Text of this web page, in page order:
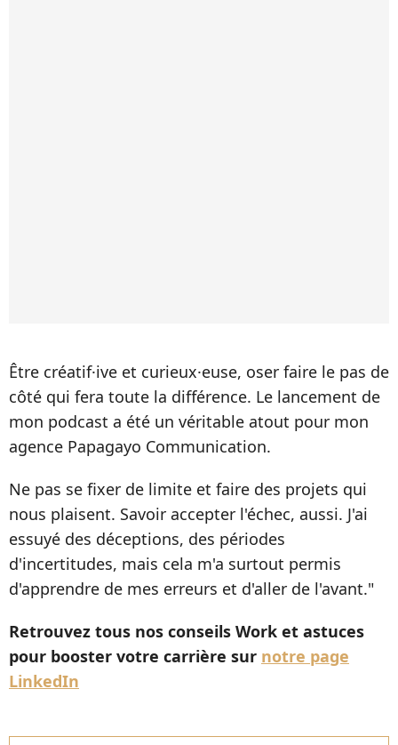
Être créatif·ive et curieux·euse, oser faire le pas de
côté qui fera toute la différence. Le lancement de
mon podcast a été un véritable atout pour mon
agence Papagayo Communication.
Ne pas se fixer de limite et faire des projets qui
nous plaisent. Savoir accepter l'échec, aussi. J'ai
essuyé des déceptions, des périodes
d'incertitudes, mais cela m'a surtout permis
d'apprendre de mes erreurs et d'aller de l'avant."
Retrouvez tous nos conseils Work et astuces
pour booster votre carrière sur notre page
LinkedIn